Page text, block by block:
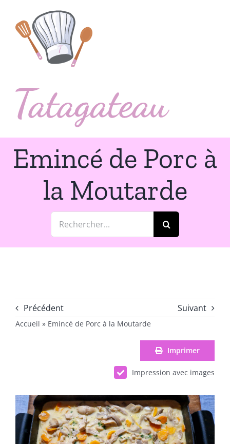
contenu
Emincé de Porc à
la Moutarde
Rechercher:
Précédent Suivant
Accueil » Emincé de Porc à la Moutarde
Imprimer
Impression avec images